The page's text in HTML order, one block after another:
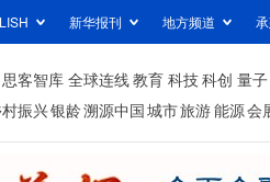
新华报刊 地方频道
思客智库 全球连线教育 科技科创 量子
村振兴银龄溯源中国城市旅游能源会